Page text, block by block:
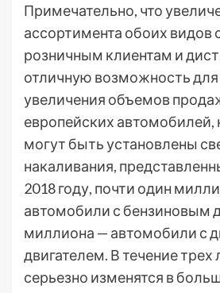
Примечательно, что
ассортимента обоих видов
розничным клиентам и
отличную возможность
увеличения объемов
европейских автомобилей,
могут быть установлены
накаливания,
2018 году, почти один
автомобили с бензиновым
миллиона — автомобили с
двигателем. В течение трех
серьезно изменятся в